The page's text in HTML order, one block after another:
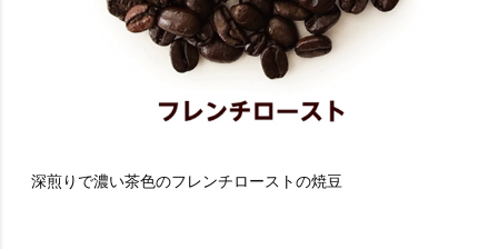
深煎りで濃い茶色のフレンチローストの焼豆